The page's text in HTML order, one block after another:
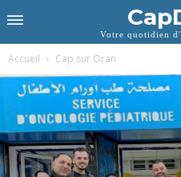
Votre quotidien
Accueil Cap sur Oran